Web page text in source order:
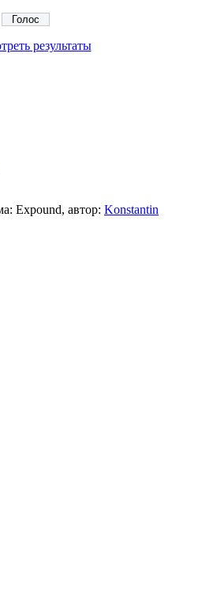
результаты
Expound, автор: Konstantin